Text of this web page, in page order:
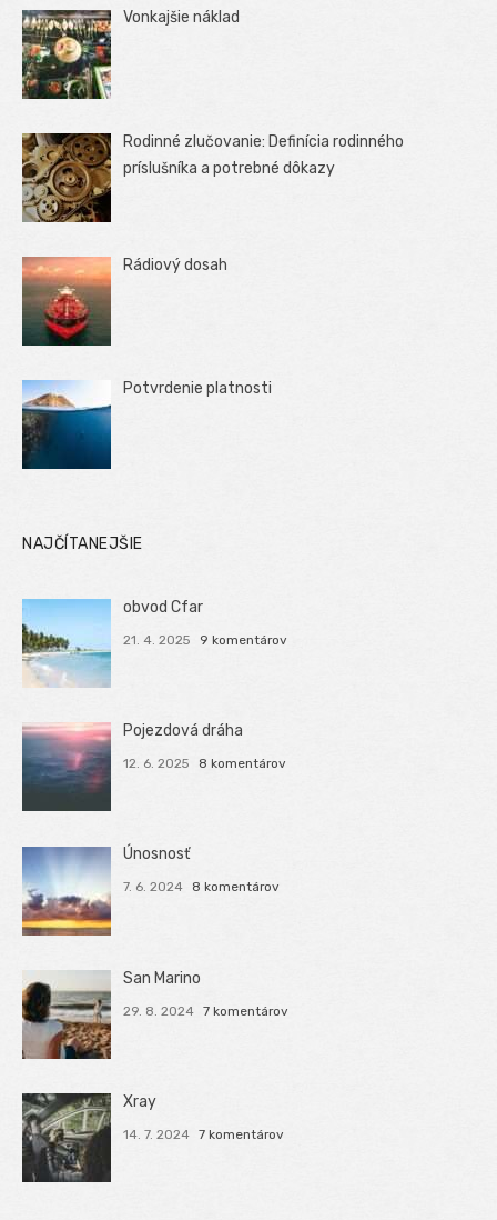
Vonkajšie náklad
Rodinné zlučovanie: Definícia rodinného
príslušníka a potrebné dôkazy
Rádiový dosah
Potvrdenie platnosti
NAJČÍTANEJŠIE
obvod Cfar
21. 4. 2025 9 komentárov
Pojezdová dráha
12. 6. 2025 8 komentárov
Únosnosť
7. 6. 2024 8 komentárov
San Marino
29. 8. 2024 7 komentárov
Xray
14. 7. 2024 7 komentárov